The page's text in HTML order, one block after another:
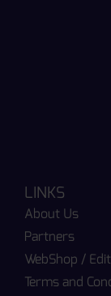
LINKS
About Us
Partners
WebShop /
Terms and